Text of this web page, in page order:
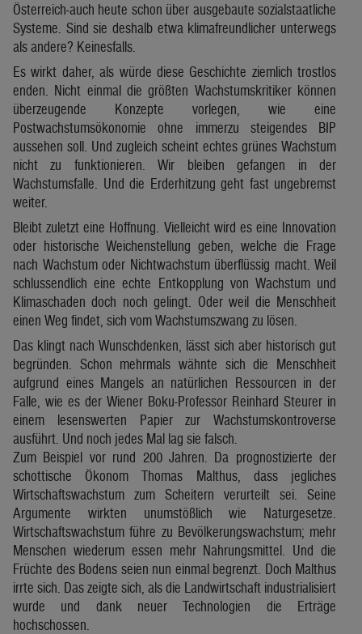
Österreich-auch heute schon über ausgebaute sozialstaatliche
Systeme. Sind sie deshalb etwa klimafreundlicher unterwegs
als andere? Keinesfalls.
Es wirkt daher, als würde diese Geschichte ziemlich trostlos
enden. Nicht einmal die größten Wachstumskritiker können
überzeugende Konzepte vorlegen, wie eine
Postwachstumsökonomie ohne immerzu steigendes BIP
aussehen soll. Und zugleich scheint echtes grünes Wachstum
nicht zu funktionieren. Wir bleiben gefangen in der
Wachstumsfalle. Und die Erderhitzung geht fast ungebremst
weiter.
Bleibt zuletzt eine Hoffnung. Vielleicht wird es eine Innovation
oder historische Weichenstellung geben, welche die Frage
nach Wachstum oder Nichtwachstum überflüssig macht. Weil
schlussendlich eine echte Entkopplung von Wachstum und
Klimaschaden doch noch gelingt. Oder weil die Menschheit
einen Weg findet, sich vom Wachstumszwang zu lösen.
Das klingt nach Wunschdenken, lässt sich aber historisch gut
begründen. Schon mehrmals wähnte sich die Menschheit
aufgrund eines Mangels an natürlichen Ressourcen in der
Falle, wie es der Wiener Boku-Professor Reinhard Steurer in
einem lesenswerten Papier zur Wachstumskontroverse
ausführt. Und noch jedes Mal lag sie falsch.
Zum Beispiel vor rund 200 Jahren. Da prognostizierte der
schottische Ökonom Thomas Malthus, dass jegliches
Wirtschaftswachstum zum Scheitern verurteilt sei. Seine
Argumente wirkten unumstößlich wie Naturgesetze.
Wirtschaftswachstum führe zu Bevölkerungswachstum; mehr
Menschen wiederum essen mehr Nahrungsmittel. Und die
Früchte des Bodens seien nun einmal begrenzt. Doch Malthus
irrte sich. Das zeigte sich, als die Landwirtschaft industrialisiert
wurde und dank neuer Technologien die Erträge
hochschossen.